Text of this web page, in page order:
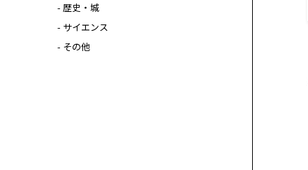
- 歴史・城
- サイエンス
- その他